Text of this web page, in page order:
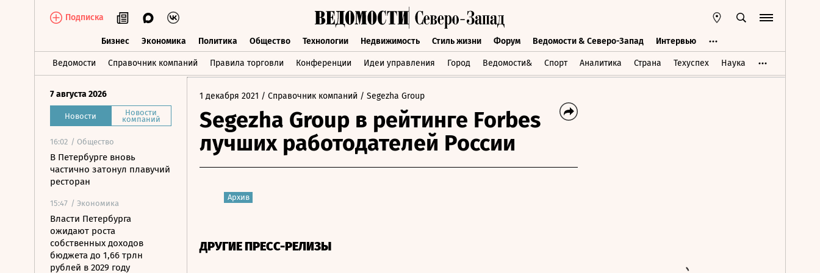
Подписка
Бизнес Экономика Политика Общество Технологии Недвижимость Стиль жизни Форум Ведомости & Северо-Запад Интервью
Ведомости Справочник компаний Правила торговли Конференции Идеи управления Город Ведомости& Спорт Аналитика Страна Техуспех Наука
Бизнес Экономика Политика Общество Технологии Недвижимость Стиль жизни Форум Ведомости & Северо-Запад Интервью
7 августа 2026
Новости Новости
компаний
16:02 / Общество
В Петербурге вновь
частично затонул плавучий
ресторан
15:47 / Экономика
Власти Петербурга
ожидают роста
собственных доходов
бюджета до 1,66 трлн
рублей в 2029 году
1 декабря 2021 / Справочник компаний / Segezha Group
Segezha Group в рейтинге Forbes
лучших работодателей России
Архив
ДРУГИЕ ПРЕСС-РЕЛИЗЫ